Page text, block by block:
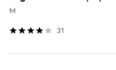
M
31